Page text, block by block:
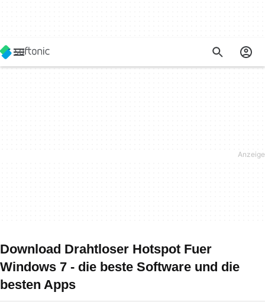
Download Drahtloser Hotspot Fuer
Windows 7 - die beste Software und die
besten Apps